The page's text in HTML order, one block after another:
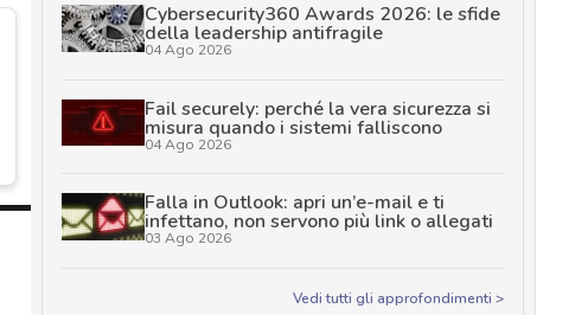
Cybersecurity360 Awards 2026: le sfide
della leadership antifragile
04 Ago 2026
Fail securely: perché la vera sicurezza si
misura quando i sistemi falliscono
04 Ago 2026
Falla in Outlook: apri un’e-mail e ti
infettano, non servono più link o allegati
03 Ago 2026
Vedi tutti gli approfondimenti >